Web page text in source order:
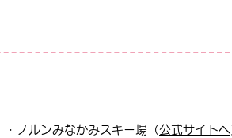
・ノルンみなかみスキー場（公式サイトへ